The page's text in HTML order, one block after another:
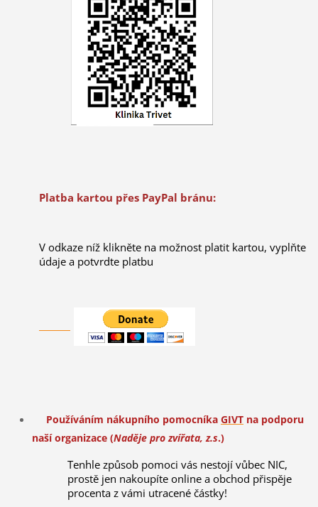
Platba kartou přes PayPal bránu:
V odkaze níž klikněte na možnost platit kartou, vyplňte
údaje a potvrdte platbu
Používáním nákupního pomocníka GIVTna podporu
naší organizace (Naděje pro zvířata, z.s.)
Tenhle způsob pomoci vás nestojí vůbec NIC,
prostě jen nakoupíte online a obchod přispěje
procenta z vámi utracené částky!